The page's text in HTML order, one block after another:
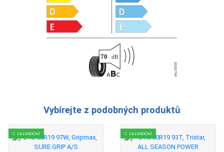
Vybírejte z podobných produktů
CELOROČNÍ CELOROČNÍ